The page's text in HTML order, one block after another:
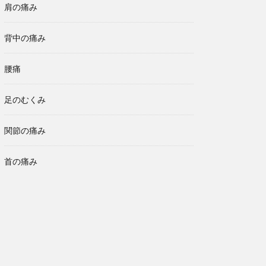
肩の痛み
背中の痛み
腰痛
足のむくみ
関節の痛み
首の痛み